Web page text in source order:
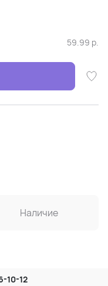
59.99 р.
Наличие
10-12